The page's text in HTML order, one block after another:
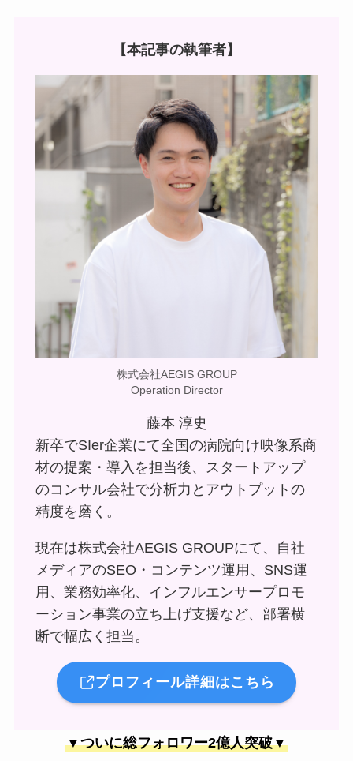
【本記事の執筆者】
株式会社AEGIS GROUP
Operation Director
藤本 淳史
新卒でSIer企業にて全国の病院向け映像系商
材の提案・導入を担当後、スタートアップ
のコンサル会社で分析力とアウトプットの
精度を磨く。
現在は株式会社AEGIS GROUPにて、自社
メディアのSEO・コンテンツ運用、SNS運
用、業務効率化、インフルエンサープロモ
ーション事業の立ち上げ支援など、部署横
断で幅広く担当。
プロフィール詳細はこちら
▼ついに総フォロワー2億人突破▼